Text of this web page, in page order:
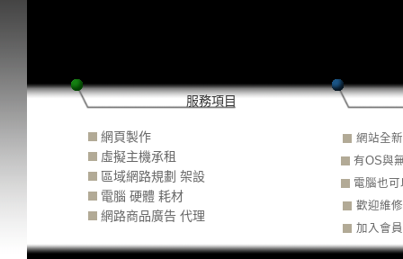
服務項目
網頁製作
虛擬主機承租
區域網路規劃 架設
電腦 硬體 耗材
網路商品廣告 代理
網站全
有OS與
電腦也
歡迎維
加入會